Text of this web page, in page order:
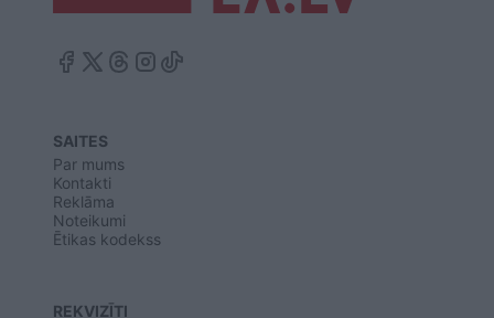
SAITES
Par mums
Kontakti
Reklāma
Noteikumi
Ētikas kodekss
REKVIZĪTI